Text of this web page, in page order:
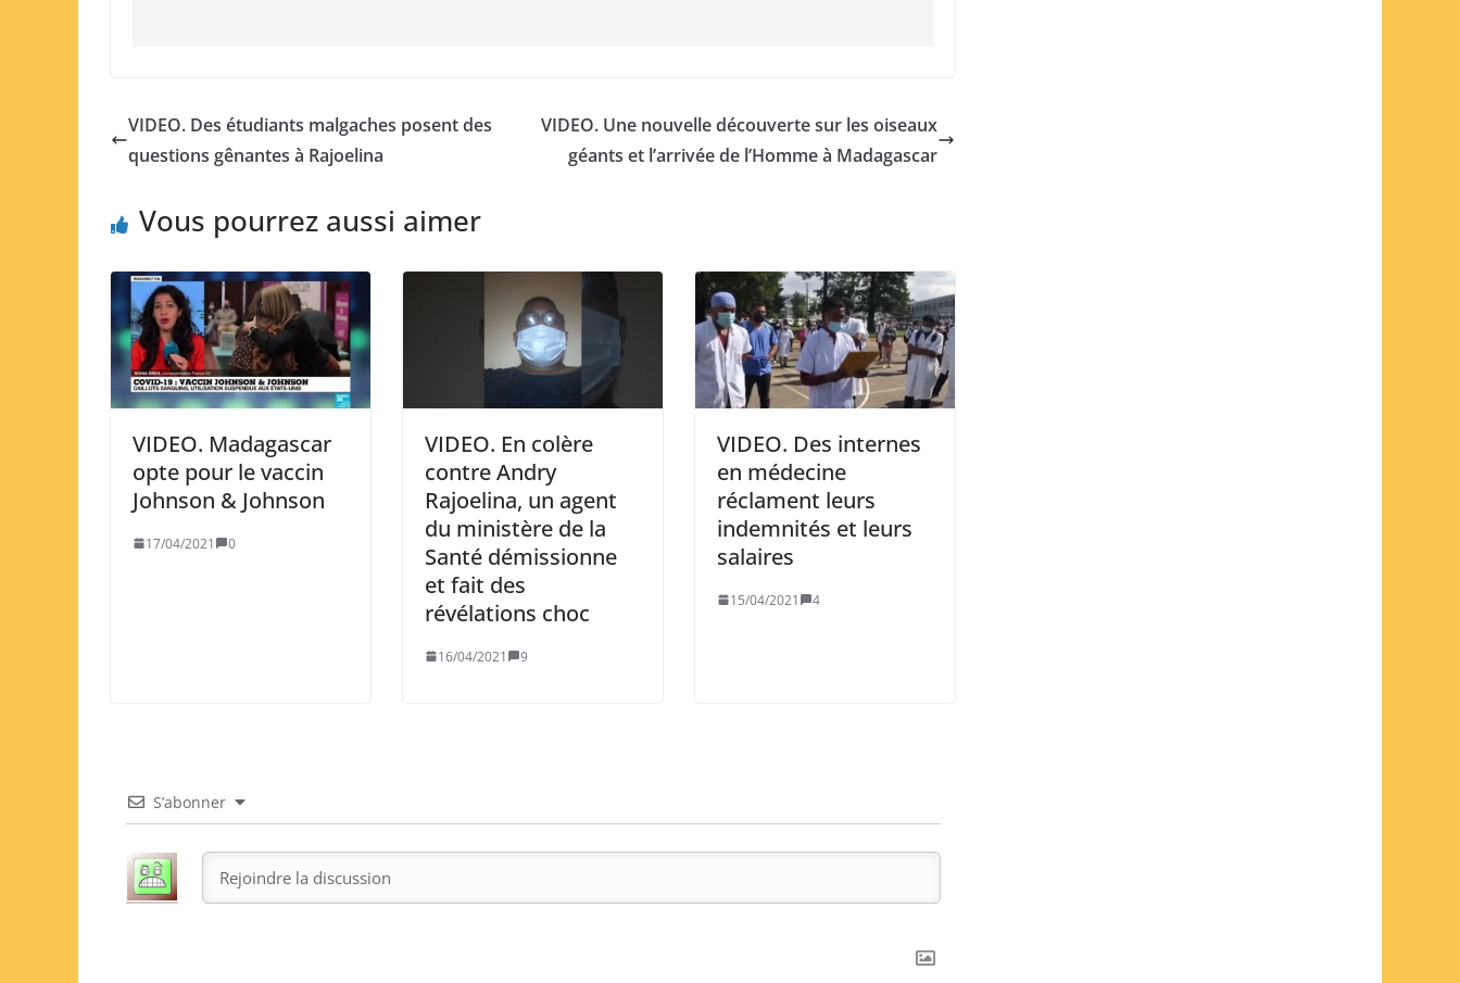
VIDEO. Des étudiants malgaches posent des
questions gênantes à Rajoelina
VIDEO. Une nouvelle découverte sur les oiseaux
géants et l’arrivée de l’Homme à Madagascar
Vous pourrez aussi aimer
VIDEO. Madagascar
opte pour le vaccin
Johnson & Johnson
17/04/2021 0
VIDEO. En colère
contre Andry
Rajoelina, un agent
du ministère de la
Santé démissionne
et fait des
révélations choc
16/04/2021 9
VIDEO. Des internes
en médecine
réclament leurs
indemnités et leurs
salaires
15/04/2021 4
S’abonner